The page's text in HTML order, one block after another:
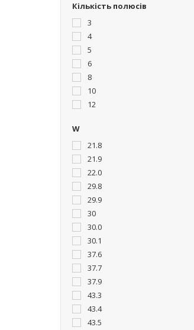
Кількість полюсів
3
4
5
6
8
10
12
W
21.8
21.9
22.0
29.8
29.9
30
30.0
30.1
37.6
37.7
37.9
43.3
43.4
43.5